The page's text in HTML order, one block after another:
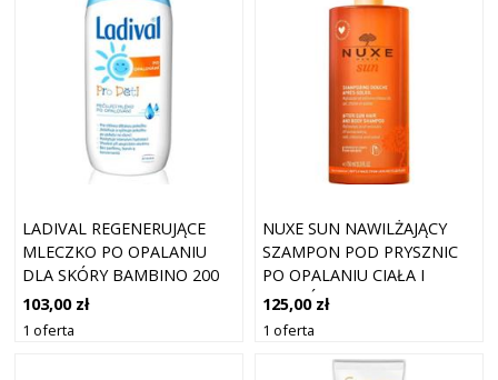
LADIVAL REGENERUJĄCE
MLECZKO PO OPALANIU
DLA SKÓRY BAMBINO 200
ML
103,00 zł
1 oferta
NUXE SUN NAWILŻAJĄCY
SZAMPON POD PRYSZNIC
PO OPALANIU CIAŁA I
WŁOSÓW 750ML
125,00 zł
1 oferta